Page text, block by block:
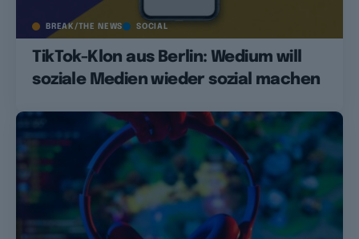
BREAK/THE NEWS SOCIAL
TikTok-Klon aus Berlin: Wedium will
soziale Medien wieder sozial machen